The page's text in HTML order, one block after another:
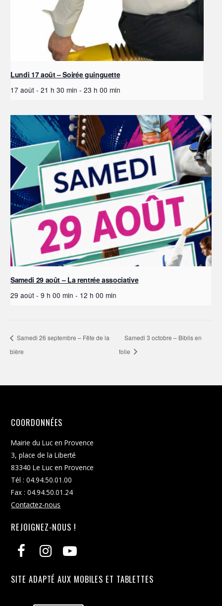
Lundi 17 août – Soirée guinguette
17 août - 21 h 30 min - 23 h 00 min
Samedi 29 août – La rentrée associative
29 août - 9 h 00 min - 12 h 00 min
Samedi 26 septembre – Fête de la
bière
Samedi 3 octobre – Biblis en
folie
COORDONNÉES
Mairie du Luc en Provence
3, place de la Liberté
83340 Le Luc en Provence
Tél : 04.94.50.01.00
Fax : 04.94.50.01.24
Contactez-nous
REJOIGNEZ-NOUS !
SITE ADAPTÉ AUX MOBILES ET TABLETTES